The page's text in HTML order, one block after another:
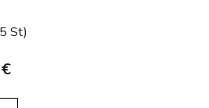
St)